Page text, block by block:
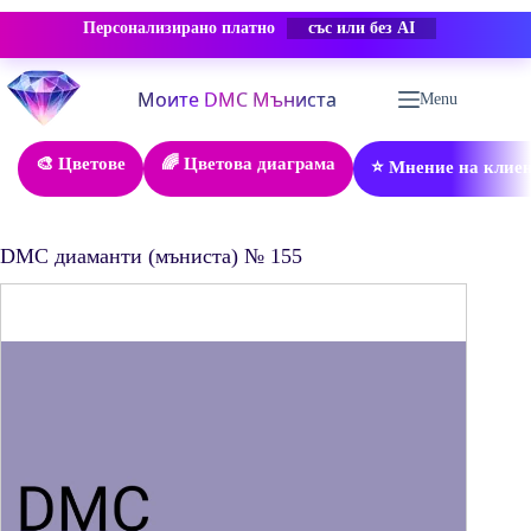
Персонализирано платно -50% ОТСТЪПКА
Skip
to
content
Menu
🎨 Цветове 🌈 Цветова диаграма ⭐ Мнение на
DMC диаманти (мъниста) № 155